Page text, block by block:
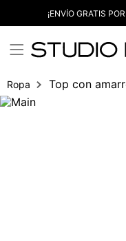
¡ENVÍO GRATIS
Ropa Top con